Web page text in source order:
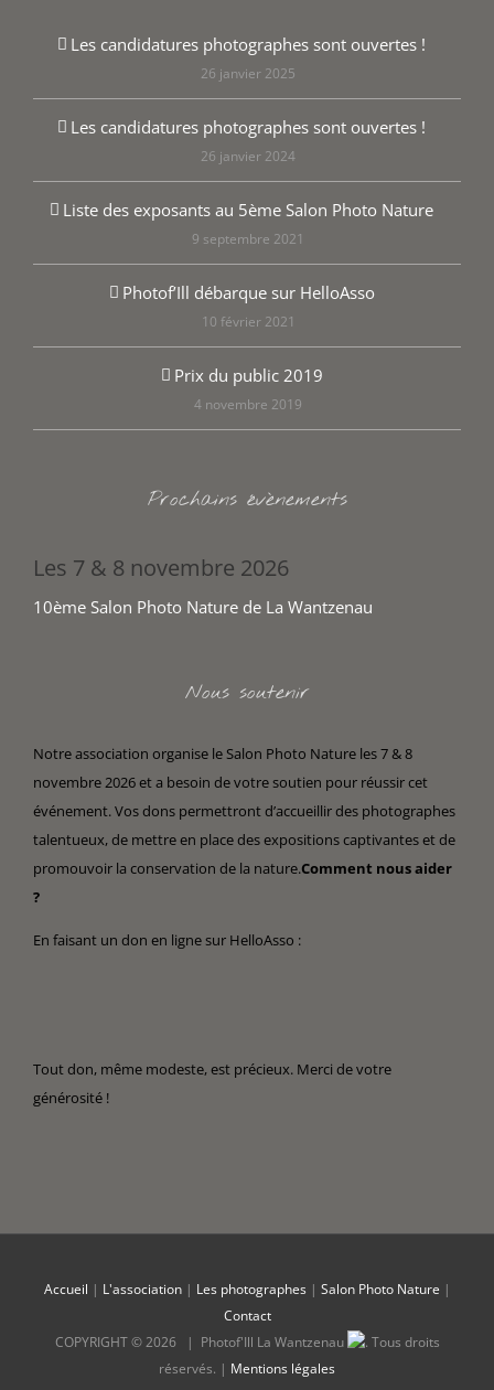
Les candidatures photographes sont ouvertes !
26 janvier 2025
Les candidatures photographes sont ouvertes !
26 janvier 2024
Liste des exposants au 5ème Salon Photo Nature
9 septembre 2021
Photof’Ill débarque sur HelloAsso
10 février 2021
Prix du public 2019
4 novembre 2019
Prochains évènements
Les 7 & 8 novembre 2026
10ème Salon Photo Nature de La Wantzenau
Nous soutenir
Notre association organise le Salon Photo Nature les 7 & 8
novembre 2026 et a besoin de votre soutien pour réussir cet
événement. Vos dons permettront d’accueillir des photographes
talentueux, de mettre en place des expositions captivantes et de
promouvoir la conservation de la nature.Comment nous aider
?
En faisant un don en ligne sur HelloAsso :
Tout don, même modeste, est précieux. Merci de votre
générosité !
Accueil | L'association| Les photographes| Salon Photo Nature |
Contact
COPYRIGHT ©2026 | Photof'Ill La Wantzenau . Tous droits
réservés. | Mentions légales